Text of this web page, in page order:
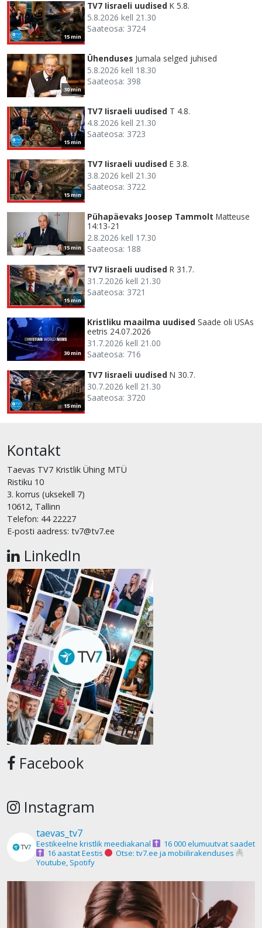
15 min
TV7 Iisraeli uudised K 5.8.
5.8.2026 kell 21.30
Saateosa: 3724
30 min
Ühenduses Jumala selged juhised
5.8.2026 kell 18.30
Saateosa: 398
15 min
TV7 Iisraeli uudised T 4.8.
4.8.2026 kell 21.30
Saateosa: 3723
15 min
TV7 Iisraeli uudised E 3.8.
3.8.2026 kell 21.30
Saateosa: 3722
15 min
Pühapäevaks Joosep Tammolt Matteuse
14:13-21
2.8.2026 kell 17.30
Saateosa: 188
15 min
TV7 Iisraeli uudised R 31.7.
31.7.2026 kell 21.30
Saateosa: 3721
30 min
Kristliku maailma uudised Saade oli USAs
eetris 24.07.2026
31.7.2026 kell 21.00
Saateosa: 716
15 min
TV7 Iisraeli uudised N 30.7.
30.7.2026 kell 21.30
Saateosa: 3720
Kontakt
Taevas TV7 Kristlik Ühing MTÜ
Ristiku 10
3. korrus (uksekell 7)
10612, Tallinn
Telefon: 44 22227
E-posti aadress: tv7@tv7.ee
LinkedIn
Facebook
Instagram
taevas_tv7
Eestikeelne kristlik meediakanal
16 000 elumuutvat saadet
16 aastat Eestis
Otse: tv7.ee ja mobiilirakenduses
Youtube, Spotify